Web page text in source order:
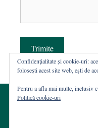
Trimite
Web hosting
Confidențialitate și cookie-uri:
folosești acest site web, ești de
Pentru a afla mai multe, inclusiv
Politică cookie-uri